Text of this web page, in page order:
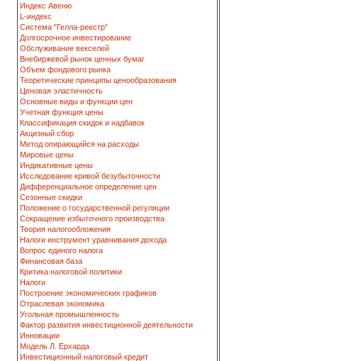
Индекс Авеню
L-индекс
Система "Гелла-реестр"
Долгосрочное инвестирование
Обслуживание векселей
Внебиржевой рынок ценных бумаг
Объем фондового рынка
Теоретические принципы ценообразования
Ценовая эластичность
Основные виды и функции цен
Учетная функция цены
Классификация скидок и надбавок
Акцизный сбор
Метод опирающийся на расходы
Мировые цены
Индикативные цены
Исследование кривой безубыточности
Дифференциальное определение цен
Сезонные скидки
Положение о государственной регуляции
Сокращение избыточного производства
Теория налогообложения
Налоги инструмент уравнивания дохода
Вопрос единого налога
Финансовая база
Критика налоговой политики
Налоги
Построение экономических графиков
Отраслевая экономика
Угольная промышленность
Фактор развития инвестиционной деятельности
Инновации
Модель Л. Ерхарда
Инвестиционный налоговый кредит